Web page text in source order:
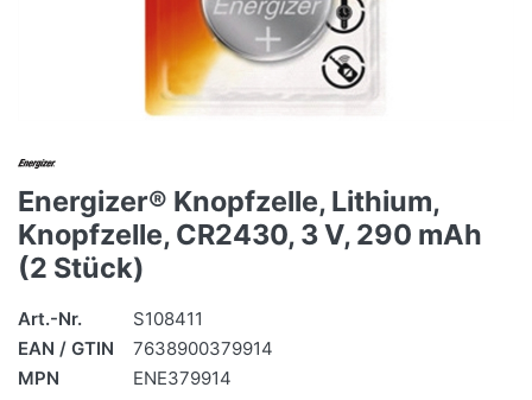
Energizer® Knopfzelle, Lithium,
Knopfzelle, CR2430, 3 V, 290 mAh
(2 Stück)
Art.-Nr.
S108411
EAN / GTIN
7638900379914
MPN
ENE379914